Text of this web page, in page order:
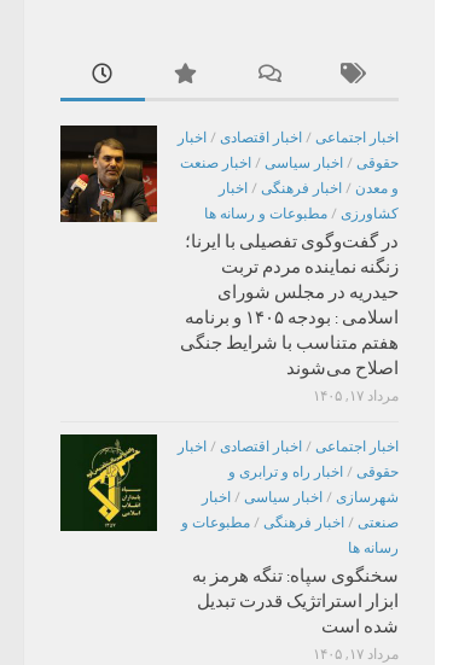
اخبار اجتماعی / اخبار اقتصادی / اخبار
حقوقی / اخبار سیاسی / اخبار صنعت
و معدن / اخبار فرهنگی / اخبار
کشاورزی / مطبوعات و رسانه ها
در گفت‌وگوی تفصیلی با ایرنا؛
زنگنه نماینده مردم تربت
حیدریه در مجلس شورای
اسلامی : بودجه ۱۴۰۵ و برنامه
هفتم متناسب با شرایط جنگی
اصلاح می‌شوند
مرداد ۱۷, ۱۴۰۵
اخبار اجتماعی / اخبار اقتصادی / اخبار
حقوقی / اخبار راه و ترابری و
شهرسازی / اخبار سیاسی / اخبار
صنعتی / اخبار فرهنگی / مطبوعات و
رسانه ها
سخنگوی سپاه: تنگه هرمز به
ابزار استراتژیک قدرت تبدیل
شده است
مرداد ۱۷, ۱۴۰۵